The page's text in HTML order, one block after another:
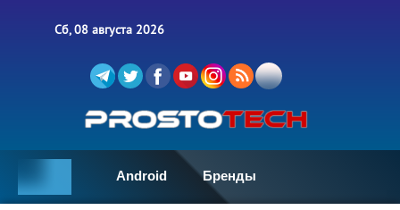
Сб, 08 августа 2026
Android Бренды